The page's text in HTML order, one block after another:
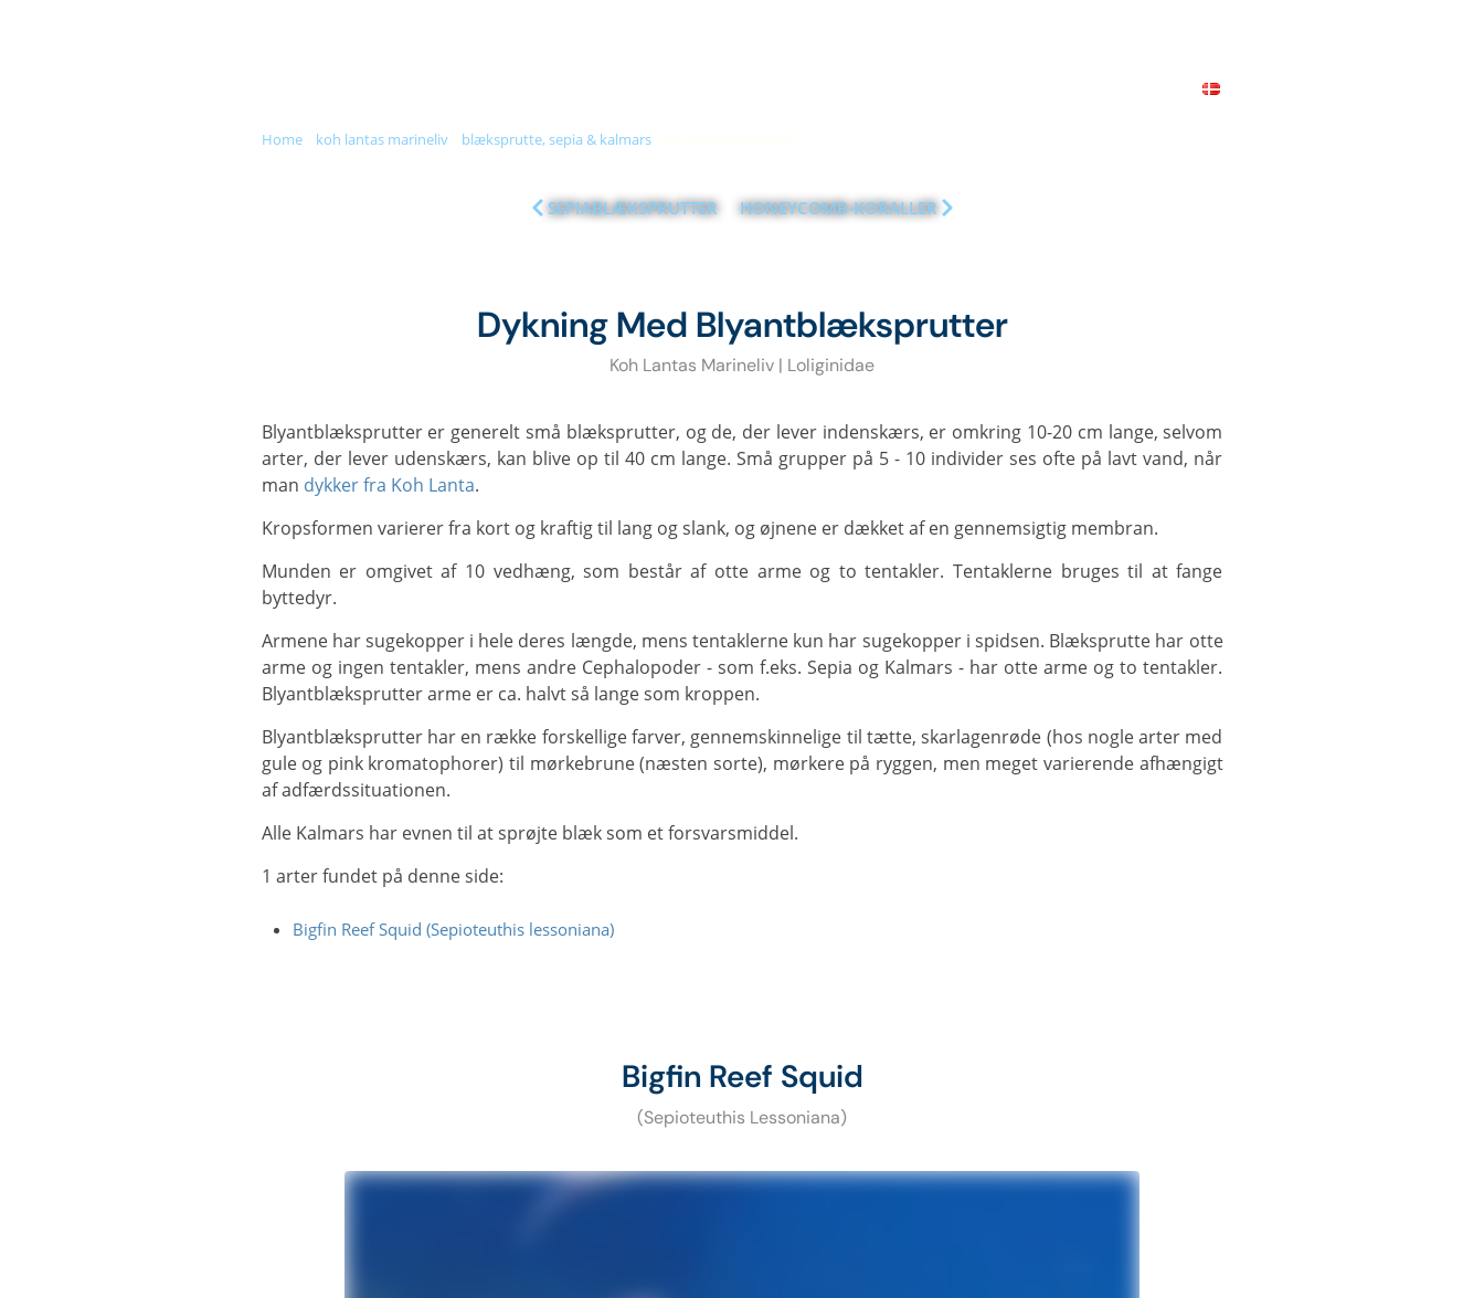
home» koh lantas marineliv» blæksprutte, sepia & kalmars»
SEPIABLÆKSPRUTTER HONEYCOMB-KORALLER
Dykning Med Blyantblæksprutter
Koh Lantas Marineliv | Loliginidae
Blyantblæksprutter er generelt små blæksprutter, og de, der lever indenskærs, er omkring 10-20 cm lange, selvom
arter, der lever udenskærs, kan blive op til 40 cm lange. Små grupper på 5 - 10 individer ses ofte på lavt vand, når
man dykker fra Koh Lanta.
Kropsformen varierer fra kort og kraftig til lang og slank, og øjnene er dækket af en gennemsigtig membran.
Munden er omgivet af 10 vedhæng, som består af otte arme og to tentakler. Tentaklerne bruges til at fange
byttedyr.
Armene har sugekopper i hele deres længde, mens tentaklerne kun har sugekopper i spidsen. Blæksprutte har otte
arme og ingen tentakler, mens andre Cephalopoder - som f.eks. Sepia og Kalmars - har otte arme og to tentakler.
Blyantblæksprutter arme er ca. halvt så lange som kroppen.
Blyantblæksprutter har en række forskellige farver, gennemskinnelige til tætte, skarlagenrøde (hos nogle arter med
gule og pink kromatophorer) til mørkebrune (næsten sorte), mørkere på ryggen, men meget varierende afhængigt
af adfærdssituationen.
Alle Kalmars har evnen til at sprøjte blæk som et forsvarsmiddel.
1 arter fundet på denne side:
Bigfin Reef Squid (Sepioteuthis lessoniana)
Bigfin Reef Squid
(Sepioteuthis Lessoniana)